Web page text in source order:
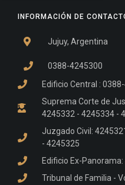
INFORMACIÓN DE
Jujuy, Argentina
0388-4245300
Edificio Central :
Suprema Corte de
4245332 - 4245334 -
Juzgado Civil:
- 4245325
Edificio Ex-
Tribunal de Familia -